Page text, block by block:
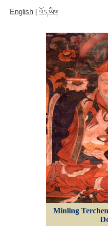
English | བོད་ཡིག
Minling